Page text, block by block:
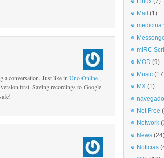
a conversation. Just like in Uno Online
first. Saving recordings to Google
Mail (1)
medicina
mIRC
MOD (9)
Music
MX (1)
Net Free
Network
News
Noticias